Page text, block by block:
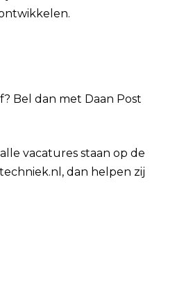
Bel dan met Daan Post
vacatures staan op de
dan helpen zij